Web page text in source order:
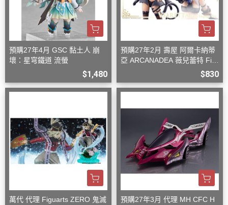
預購27年4月 GSC 黏土人 崩
壞：星穹鐵道 流螢
$1,480
預購27年2月 壽屋 阿爾卡納蒂
亞 ARCANADEA 薇兒蕾特 Firs
$830
萬代 代理 Figuarts ZERO 鬼滅
預購27年3月 代理 MH CFC H